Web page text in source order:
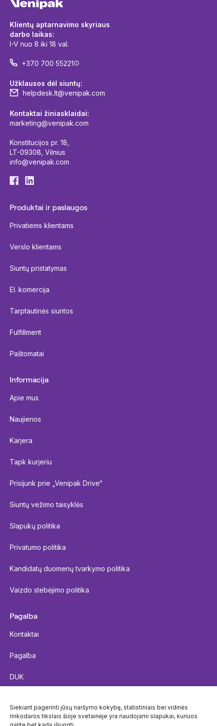
Siekiant pagerinti jūsų naršymo kokybę, statistiniais bei vidinės
rinkodaros tikslais šioje svetainėje yra naudojami slapukai, kuriuos
Klientų aptarnavimo skyriaus
darbo laikas:
I-V nuo 8 iki 18 val.
+370 700 55221
Užklausos dėl siuntų:
helpdesk.lt@venipak.com
Kontaktai žiniasklaidai:
marketing@venipak.com
Konstitucijos pr. 18,
LT-09308, Vilnius
info@venipak.com
Produktai ir paslaugos
Privatiems klientams
Verslo klientams
Siuntų pristatymas
El. komercija
Tarptautinės siuntos
Fulfillment
Paštomatai
Informacija
Apie mus
Naujienos
Karjera
Tapk kurjeriu
Prisijunk prie „Venipak Drive“
Siuntų vežimo taisyklės
Slapukų politika
Privatumo politika
Kandidatų duomenų tvarkymo politika
Vaizdo stebėjimo politika
Pagalba
Kontaktai
Pagalba
DUK
Siuntos sekimas